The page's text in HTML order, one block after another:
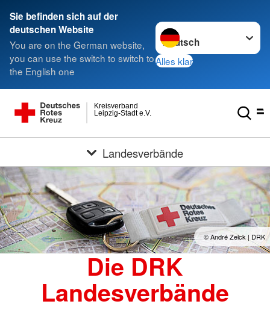
Sie befinden sich auf der
deutschen Website
You are on the German website,
you can use the switch to switch to
the English one
Sprache wechseln zu
Alles klar
Leipzig-Stadt e.V.
Kreisverband
Landesverbände
© André Zelck | DRK
Die DRK
Landesverbände